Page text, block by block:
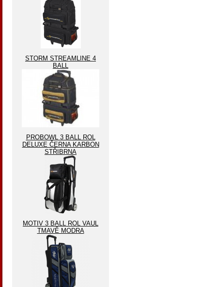
STORM STREAMLINE 4
BALL
PROBOWL 3 BALL ROL
DELUXE ČERNA KARBON
STŘIBRNA
MOTIV 3 BALL ROL VAUL
TMAVĚ MODRA